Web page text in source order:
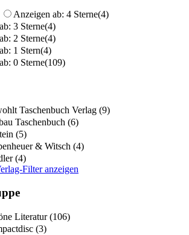
Anzeigen ab: 4 Sterne(4)
3 Sterne(4)
2 Sterne(4)
1 Stern(4)
0 Sterne(109)
Taschenbuch Verlag (9)
Taschenbuch (6)
(5)
& Witsch (4)
(4)
Filter anzeigen
Literatur (106)
(3)